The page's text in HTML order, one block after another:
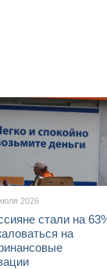
2026
стали на
на